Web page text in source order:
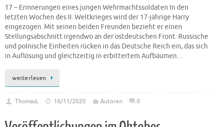
17 – Erinnerungen eines jungen Wehrmachtssoldaten In den
letzten Wochen des II. Weltkrieges wird der 17-jährige Harry
eingezogen. Mit seinen beiden Freunden bezieht er einen
Stellungsabschnitt irgendwo an der ostdeutschen Front. Russische
und polnische Einheiten rücken in das Deutsche Reich ein, das sich
in Auflösung und gleichzeitig in erbittertem Aufbäumen…
weiterlesen
ThomasL 16/11/2020 Autoren 0